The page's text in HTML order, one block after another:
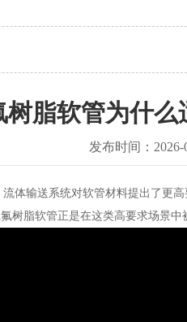
树脂软管为什
发布时间：
体输送系统对软管材料提出了更
树脂软管正是在这类高要求场景中